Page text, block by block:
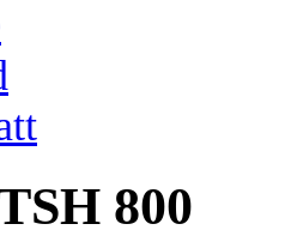
800